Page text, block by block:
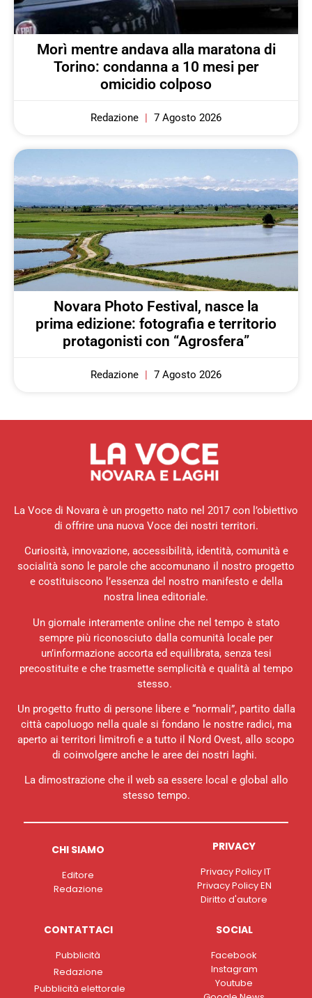
Morì mentre andava alla maratona di
Torino: condanna a 10 mesi per
omicidio colposo
Redazione 7 Agosto 2026
Novara Photo Festival, nasce la
prima edizione: fotografia e territorio
protagonisti con “Agrosfera”
Redazione 7 Agosto 2026
La Voce di Novara è un progetto nato nel 2017 con l’obiettivo
di offrire una nuova Voce dei nostri territori.
Curiosità, innovazione, accessibilità, identità, comunità e
socialità sono le parole che accomunano il nostro progetto
e costituiscono l’essenza del nostro manifesto e della
nostra linea editoriale.
Un giornale interamente online che nel tempo è stato
sempre più riconosciuto dalla comunità locale per
un’informazione accorta ed equilibrata, senza tesi
precostituite e che trasmette semplicità e qualità al tempo
stesso.
Un progetto frutto di persone libere e “normali”, partito dalla
città capoluogo nella quale si fondano le nostre radici, ma
aperto ai territori limitrofi e a tutto il Nord Ovest, allo scopo
di coinvolgere anche le aree dei nostri laghi.
La dimostrazione che il web sa essere local e global allo
stesso tempo.
CHI SIAMO
Editore
Redazione
PRIVACY
Privacy Policy IT
Privacy Policy EN
Diritto d'autore
CONTATTACI
Pubblicità
Redazione
Pubblicità elettorale
SOCIAL
Facebook
Instagram
Youtube